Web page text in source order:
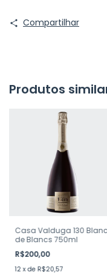
Compartilhar
Produtos
Casa Valduga 130 Blanc
de Blancs 750ml
R$200,00
12 xde R$20,57